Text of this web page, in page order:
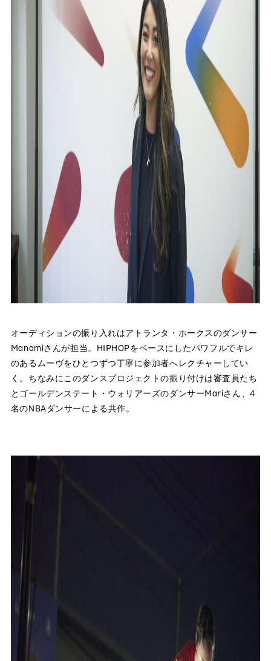
オーディションの振り入れはアトランタ・ホークスのダンサー
Manamiさんが担当。HIPHOPをベースにしたパワフルでキレ
のあるムーヴをひとつずつ丁寧に参加者へレクチャーしてい
く。ちなみにこのダンスプロジェクトの振り付けは審査員たち
とゴールデンステート・ウォリアーズのダンサーMariさん、4
名のNBAダンサーによる共作。